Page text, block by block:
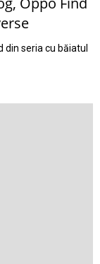
din seria cu băiatul